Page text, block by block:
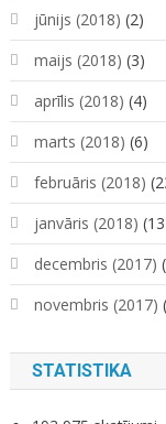
jūnijs (2018) (2)
maijs (2018) (3)
aprīlis (2018) (4)
marts (2018) (6)
februāris (2018)
janvāris (2018)
decembris (2017)
novembris (2017)
STATISTIKA